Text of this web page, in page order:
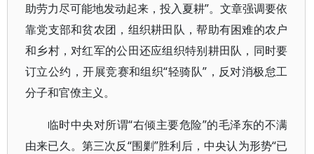
助劳力尽可能地发动起来，投入夏耕”。文章强调要依
靠党支部和贫农团，组织耕田队，帮助有困难的农户
和乡村，对红军的公田还应组织特别耕田队，同时要
订立公约，开展竞赛和组织“轻骑队”，反对消极怠工
分子和官僚主义。
临时中央对所谓“右倾主要危险”的毛泽东的不满
由来已久。第三次反“围剿”胜利后，中央认为形势“已